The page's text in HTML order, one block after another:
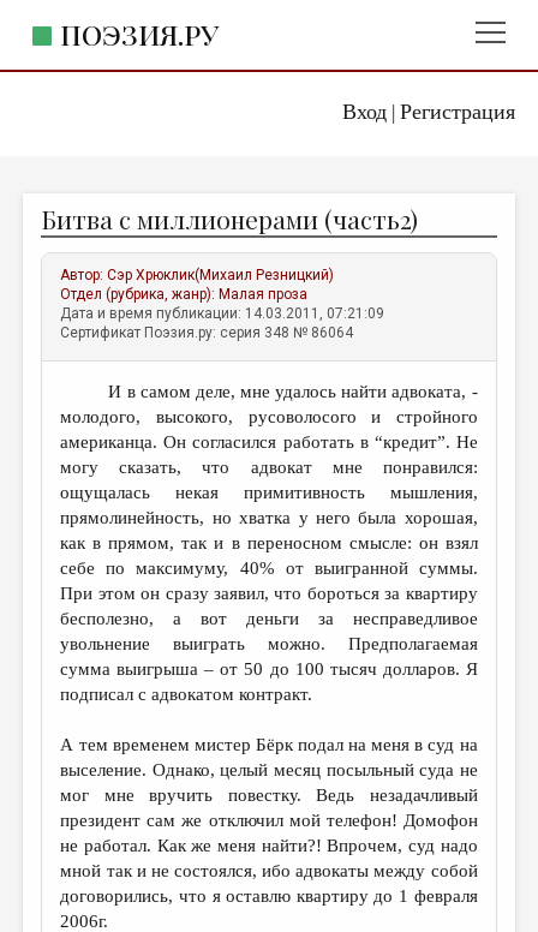
Вход| Регистрация
ПОЭЗИЯ.РУ
ЖАНРЫ
АВТОРЫ
КОММЕНТАРИИ
ЛИТСАЛОН
ПРАВИЛА САЙТА
ОТДЕЛЫ И РУБРИКИ
ИЗБРАННОЕ
ДАЙДЖЕСТ
ПРОИЗВЕДЕНИЯ
ПЕРЕВОДЫ
КОНКУРСЫ
ДЕТСКАЯ КОМНАТА
КНИЖНАЯ ПОЛКА
ОБЗОР ЛИТЕРАТУРЫ
СТРАНИЦЫ ПАМЯТИ
ОБЪЯВЛЕНИЯ
Битва с миллионерами (часть2)
Автор:Сэр Хрюклик(Михаил Резницкий)
Отдел (рубрика, жанр): Малая проза
Дата и время публикации: 14.03.2011, 07:21:09
Сертификат Поэзия.ру: серия 348 № 86064
И в самом деле, мне удалось найти адвоката, -
молодого, высокого, русоволосого и стройного
американца. Он согласился работать в “кредит”. Не
могу сказать, что адвокат мне понравился:
ощущалась некая примитивность мышления,
прямолинейность, но хватка у него была хорошая,
как в прямом, так и в переносном смысле: он взял
себе по максимуму, 40% от выигранной суммы.
При этом он сразу заявил, что бороться за квартиру
бесполезно, а вот деньги за несправедливое
увольнение выиграть можно. Предполагаемая
сумма выигрыша – от 50 до 100 тысяч долларов. Я
подписал с адвокатом контракт.
А тем временем мистер Бёрк подал на меня в суд на
выселение. Однако, целый месяц посыльный суда не
мог мне вручить повестку. Ведь незадачливый
президент сам же отключил мой телефон! Домофон
не работал. Как же меня найти?! Впрочем, суд надо
мной так и не состоялся, ибо адвокаты между собой
договорились, что я оставлю квартиру до 1 февраля
2006г.